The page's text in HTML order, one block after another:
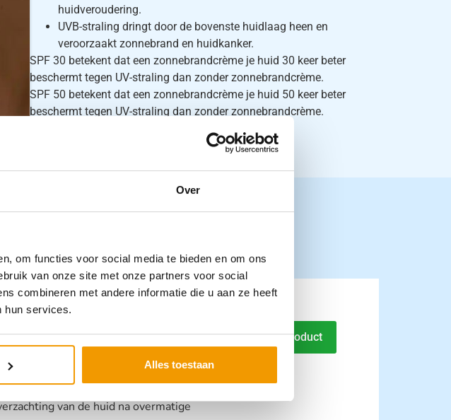
Over
om functies voor social media te bieden en om ons
van onze site met onze partners voor social
combineren met andere informatie die u aan ze heeft
hun services.
Alles toestaan
huidveroudering.
UVB-straling dringt door de bovenste huidlaag heen en
veroorzaakt zonnebrand en huidkanker.
SPF 30 betekent dat een zonnebrandcrème je huid 30 keer beter
beschermt tegen UV-straling dan zonder zonnebrandcrème.
SPF 50 betekent dat een zonnebrandcrème je huid 50 keer beter
beschermt tegen UV-straling dan zonder zonnebrandcrème.
Naar product
Solace gelspray 125 ml
incl. btw
van de huid na overmatige